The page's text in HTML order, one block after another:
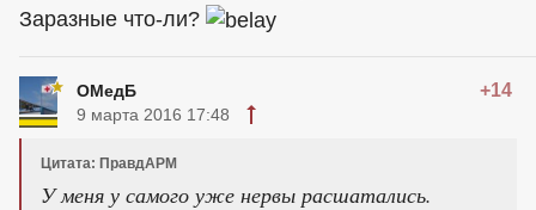
Заразные что-ли?
ОМедБ +14
9 марта 2016 17:48
Цитата: ПравдАРМ
У меня у самого уже нервы расшатались.